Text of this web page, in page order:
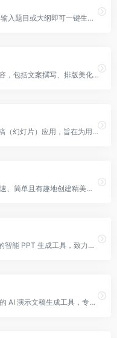
AI 驱动的下一代，演示文稿工具。输入题目或大纲即可一键生成美观专业的PPT，智能设计、自动排版、极致高效。
通过AI技术一键生成精美的PPT内容，包括文案撰写、排版美化、模板选择等，以提高用户制作PPT的效率。
PPTist 是一个基于 Web 的演示文稿（幻灯片）应用，旨在为用户提供类似于 Microsoft Office PowerPoint 的功能。
PPT制作鱼是一款旨在帮助用户快速、简单且有趣地创建精美演示文稿的工具。它提供了多种功能，如AI一键生成PPT、丰富的模板库、一键切换模板、多格式导出等。
MindPPT是一款以 AI 技术为核心的智能 PPT 生成工具，致力于为用户提供简单、快速且有趣的演示文稿创作体验，让从想法到 PPT 的转化变得轻松高效。
Presenton 是一款开源、可自托管的 AI 演示文稿生成工具，专为开发者和企业团队设计，提供像素级精准的幻灯片生成，同时确保数据隐私和完全控制权。